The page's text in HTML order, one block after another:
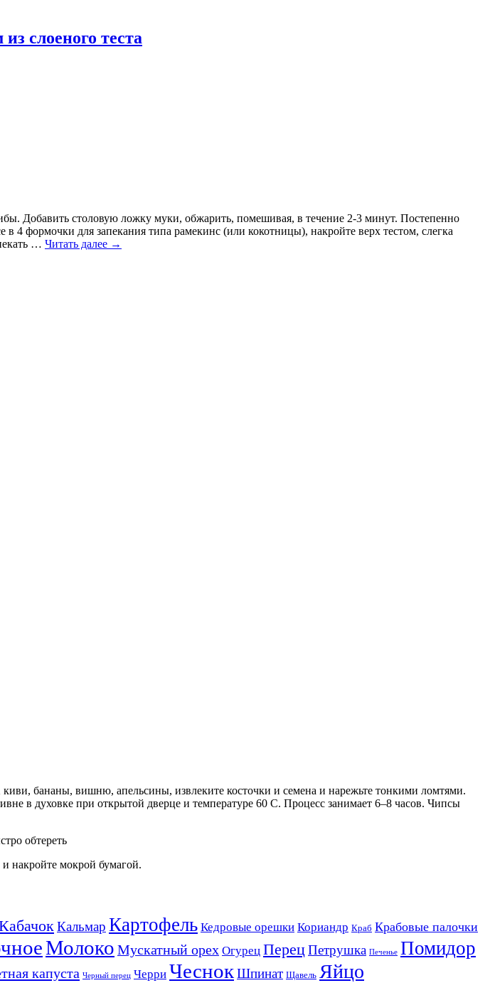
слоеного теста
Добавить столовую ложку муки, обжарить, помешивая, в течение 2-3 минут. Постепенно
4 формочки для запекания типа рамекинс (или кокотницы), накройте верх тестом, слегка
… Читать далее →
бананы, вишню, апельсины, извлеките косточки и семена и нарежьте тонкими ломтями.
в духовке при открытой дверце и температуре 60 С. Процесс занимает 6–8 часов. Чипсы
обтереть
накройте мокрой бумагой.
Кальмар Картофель Кедровые орешки Кориандр Краб Крабовые палочки
Молоко Мускатный орех Огурец ПерецПетрушка Печенье Помидор
капуста Черный перец Черри ЧеснокШпинат Щавель Яйцо